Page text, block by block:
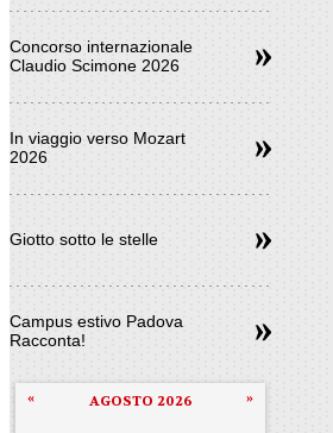
Concorso internazionale
Claudio Scimone 2026
In viaggio verso Mozart
2026
Giotto sotto le stelle
Campus estivo Padova
Racconta!
AGOSTO 2026
« »